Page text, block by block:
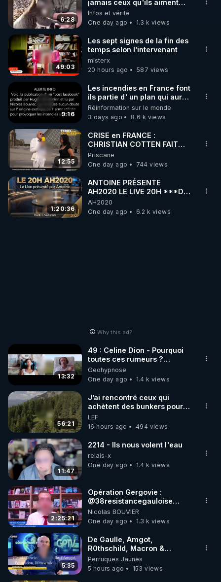
▶ 30 jours gratuit sur l’application de méditation et
de bien-être ENVOL :
Rendez-vous sur https://www.envol.app/code
le code : REGENERE
6:28
jamais ceux qu'ils aiment…
🥹❤️
Infos et vérité
One day ago
1.3 k views
49:03
Les sept signes de la fin des
temps selon l’intervenant
misterx
20 hours ago
587 views
9:16
Les incendies en France font
ils partie d' un plan qui aurait
débuté le 11 septembre 2001
?
Réinformation sur le monde
3 days ago
8.6 k views
12:55
CRISE en FRANCE :
CHRISTIAN COTTEN FAIT
une étrange découverte
Priscane
One day ago
744 views
1:20:36
ANTOINE PRÉSENTE
AH2020 LE LIVE 20H ***DU
04/08/2026*** 📷LE
GRAND RÉVEIL EST EN
MARCHE 📷
AH2020
One day ago
6.2 k views
Why this ad?
13:32
49 : Celine Dion - Pourquoi
toutes ces rumeurs ?
Enquête sous hypnose
Geohypnose
One day ago
1.4 k views
56:21
J’ai rencontré ceux qui
achètent des bunkers pour
survivre à la fin du monde
LEF
16 hours ago
494 views
11:47
2214 - Ils nous volent l'eau
relais-x
One day ago
1.4 k views
2:25:21
Opération Gergovie :
‪@38resistancegauloise‬
‪@MarionSigautOfficiel‬
‪@gladysriifard5710‬ Laëtitia
Nicolas BOUVIER
One day ago
1.3 k views
5:35
De Gaulle, Amgot,
R0thschild, Macron &
Pompidou… Macron Claude
Janvier, GPTV, 18 X 2024
Perruques Jaunes
5 hours ago
153 views